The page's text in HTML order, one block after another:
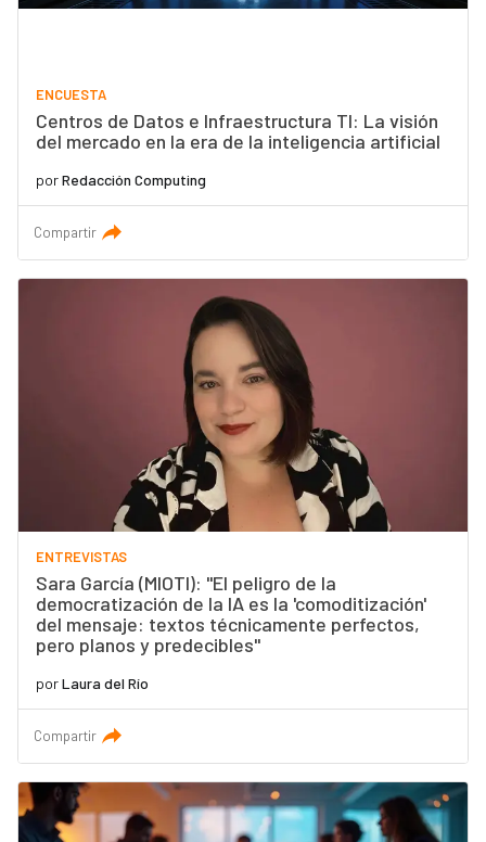
ENCUESTA
Centros de Datos e Infraestructura TI: La visión
del mercado en la era de la inteligencia artificial
porRedacción Computing
Compartir
ENTREVISTAS
Sara García (MIOTI): "El peligro de la
democratización de la IA es la 'comoditización'
del mensaje: textos técnicamente perfectos,
pero planos y predecibles"
porLaura del Río
Compartir